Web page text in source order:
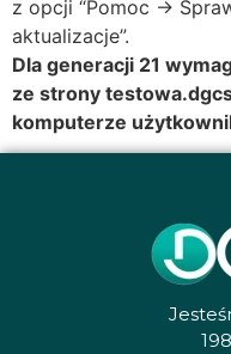
z opcji “Pomoc →
aktualizacje”.
Dla generacji 21
ze strony
komputerze